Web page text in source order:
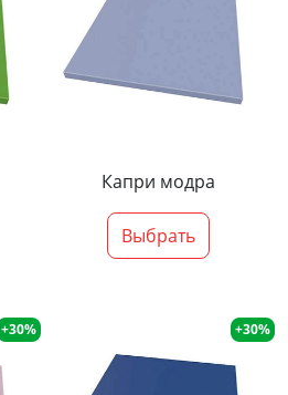
Капри модра
Выбрать
+30% +30%